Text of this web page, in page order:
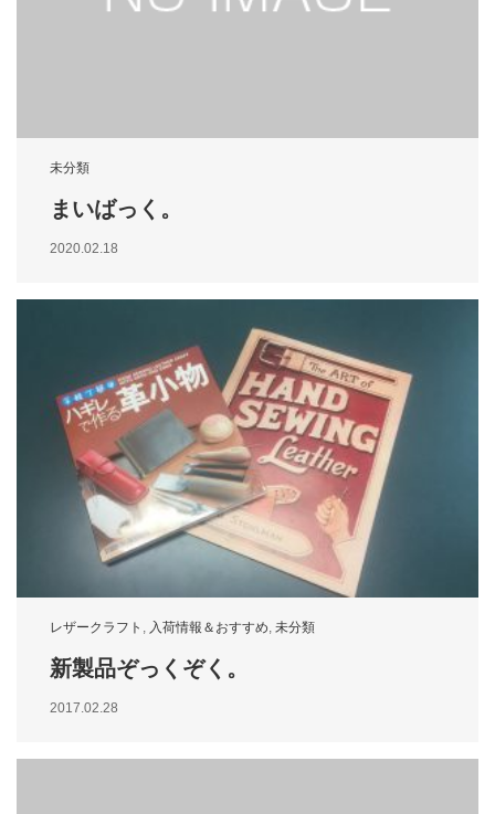
未分類
まいばっく。
2020.02.18
レザークラフト 入荷情報＆おすすめ 未分類
新製品ぞっくぞく。
2017.02.28